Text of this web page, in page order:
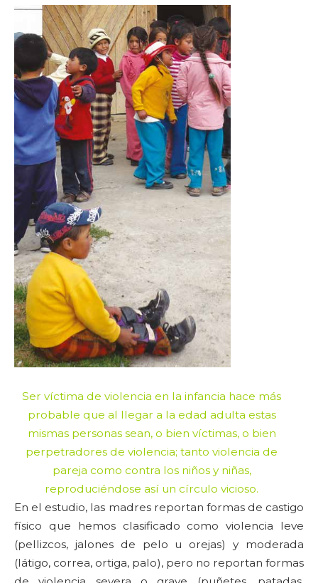
Ser víctima de violencia en la infancia hace más
probable que al llegar a la edad adulta estas
mismas personas sean, o bien víctimas, o bien
perpetradores de violencia; tanto violencia de
pareja como contra los niños y niñas,
reproduciéndose así un círculo vicioso.
En el estudio, las madres reportan formas de castigo
físico que hemos clasificado como violencia leve
(pellizcos, jalones de pelo u orejas) y moderada
(látigo, correa, ortiga, palo), pero no reportan formas